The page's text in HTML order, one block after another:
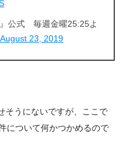
公式 毎週金曜25:25よ
August 23, 2019
そうにないですが、ここで
について何かつかめるので